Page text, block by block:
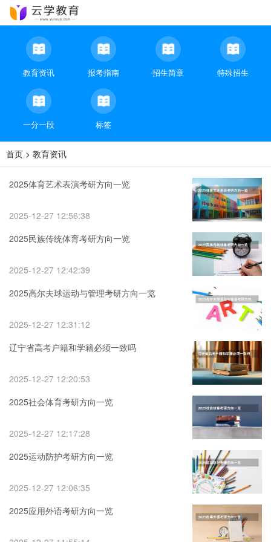
教育资讯 报考指南 招生简章 特殊招生
一分一段 标签
首页 > 教育资讯
2025体育艺术表演考研方向一览
2025-12-27 12:56:38
2025民族传统体育考研方向一览
2025-12-27 12:42:39
2025高尔夫球运动与管理考研方向一览
2025-12-27 12:31:12
辽宁省高考户籍和学籍必须一致吗
2025-12-27 12:20:53
2025社会体育考研方向一览
2025-12-27 12:17:28
2025运动防护考研方向一览
2025-12-27 12:06:35
2025应用外语考研方向一览